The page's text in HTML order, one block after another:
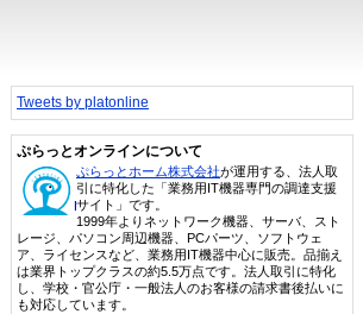
Tweets by platonline
ぷらっとオンラインについて
ぷらっとホーム株式会社が運用する、法人取
引に特化した「業務用IT機器専門の調達支援
サイト」です。
1999年よりネットワーク機器、サーバ、スト
レージ、パソコン周辺機器、PCパーツ、ソフトウェ
ア、ライセンスなど、業務用IT機器中心に販売。品揃え
は業界トップクラスの約5.5万点です。法人取引に特化
し、学校・官公庁・一般法人のお客様の請求書後払いに
も対応しています。